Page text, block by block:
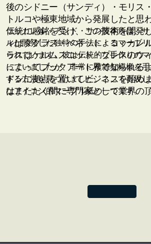
後のシドニー（サンディ）・モリス
トルコや極東地域から発展したと思
伝統に感銘を受け、この技術を開発
ィはダグラス・ベネット・コッカレ
ラスはケルムスコット・プレスのウ
によってブックアート界で知られる
ドンに拠点を置いてビジネスを始め
はまたたく間に専門家として業界の
今日、コッカレル・アンド・サンは
レルのマーブル紙で広く認識されて
コッカレル・アンド・サン製本所は、
ルが開発した独特の手法によるマーブ
られています。彼は伝統的な手作りの
っていましたが、非常に複雑な模様を
する方法を見つけました。ここで再現
なアイコン的マーブル紙の一つです。